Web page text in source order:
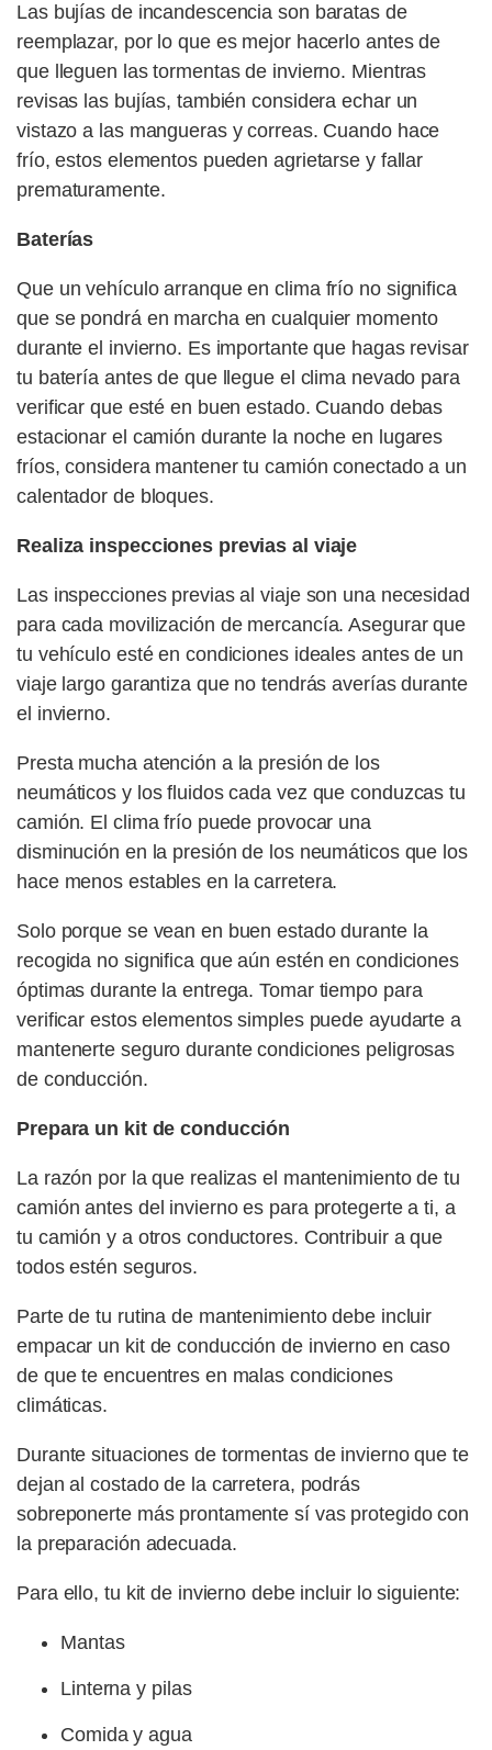
Las bujías de incandescencia son baratas de
reemplazar, por lo que es mejor hacerlo antes de
que lleguen las tormentas de invierno. Mientras
revisas las bujías, también considera echar un
vistazo a las mangueras y correas. Cuando hace
frío, estos elementos pueden agrietarse y fallar
prematuramente.
Baterías
Que un vehículo arranque en clima frío no significa
que se pondrá en marcha en cualquier momento
durante el invierno. Es importante que hagas revisar
tu batería antes de que llegue el clima nevado para
verificar que esté en buen estado. Cuando debas
estacionar el camión durante la noche en lugares
fríos, considera mantener tu camión conectado a un
calentador de bloques.
Realiza inspecciones previas al viaje
Las inspecciones previas al viaje son una necesidad
para cada movilización de mercancía. Asegurar que
tu vehículo esté en condiciones ideales antes de un
viaje largo garantiza que no tendrás averías durante
el invierno.
Presta mucha atención a la presión de los
neumáticos y los fluidos cada vez que conduzcas tu
camión. El clima frío puede provocar una
disminución en la presión de los neumáticos que los
hace menos estables en la carretera.
Solo porque se vean en buen estado durante la
recogida no significa que aún estén en condiciones
óptimas durante la entrega. Tomar tiempo para
verificar estos elementos simples puede ayudarte a
mantenerte seguro durante condiciones peligrosas
de conducción.
Prepara un kit de conducción
La razón por la que realizas el mantenimiento de tu
camión antes del invierno es para protegerte a ti, a
tu camión y a otros conductores. Contribuir a que
todos estén seguros.
Parte de tu rutina de mantenimiento debe incluir
empacar un kit de conducción de invierno en caso
de que te encuentres en malas condiciones
climáticas.
Durante situaciones de tormentas de invierno que te
dejan al costado de la carretera, podrás
sobreponerte más prontamente sí vas protegido con
la preparación adecuada.
Para ello, tu kit de invierno debe incluir lo siguiente:
Mantas
Linterna y pilas
Comida y agua